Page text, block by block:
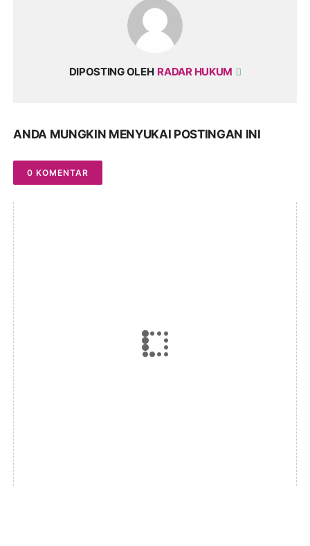
DIPOSTING OLEH RADAR HUKUM
ANDA MUNGKIN MENYUKAI POSTINGAN INI
0 KOMENTAR